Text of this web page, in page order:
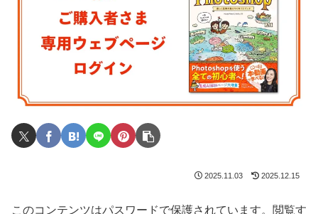
2025.11.03 2025.12.15
このコンテンツはパスワードで保護されています。閲覧す